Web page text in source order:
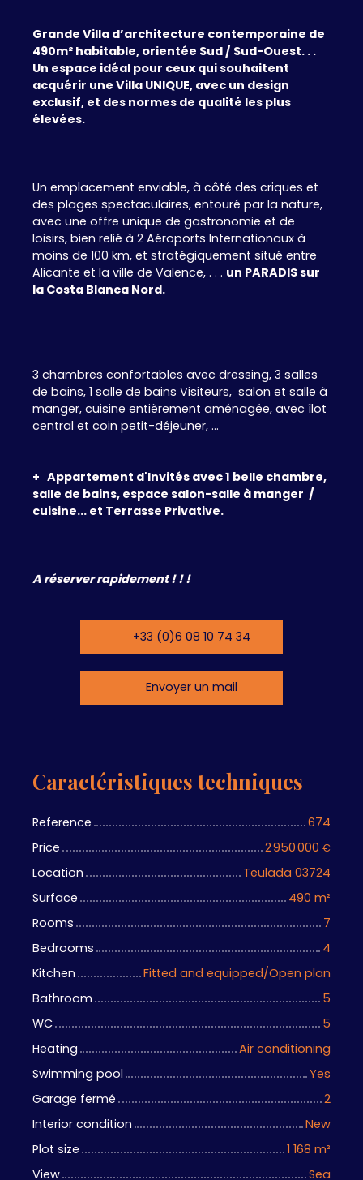
Grande Villa d’architecture contemporaine de
490m² habitable, orientée Sud / Sud-Ouest. . .
Un espace idéal pour ceux qui souhaitent
acquérir une Villa UNIQUE, avec un design
exclusif, et des normes de qualité les plus
élevées.
Un emplacement enviable, à côté des criques et
des plages spectaculaires, entouré par la nature,
avec une offre unique de gastronomie et de
loisirs, bien relié à 2 Aéroports Internationaux à
moins de 100 km, et stratégiquement situé entre
Alicante et la ville de Valence, . . . un PARADIS sur
la Costa Blanca Nord.
3 chambres confortables avec dressing, 3 salles
de bains, 1 salle de bains Visiteurs, salon et salle à
manger, cuisine entièrement aménagée, avec îlot
central et coin petit-déjeuner, ...
+ Appartement d'Invités avec 1 belle chambre,
salle de bains, espace salon-salle à manger /
cuisine... et Terrasse Privative.
A réserver rapidement ! ! !
+33 (0)6 08 10 74 34
Envoyer un mail
Caractéristiques techniques
Reference
674
Price
2 950 000 €
Location
Teulada 03724
Surface
490 m²
Rooms
7
Bedrooms
4
Kitchen
Fitted and equipped/Open plan
Bathroom
5
WC
5
Heating
Air conditioning
Swimming pool
Yes
Garage fermé
2
Interior condition
New
Plot size
1 168 m²
View
Sea